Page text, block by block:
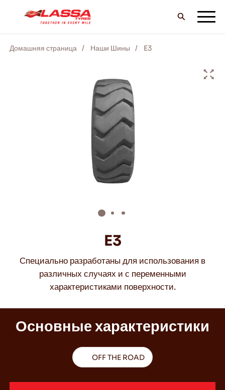
ВCE шины LASSA
Советы по вождению по снегу
Домашняя страница Наши Шины E3
E3
Специально разработаны для использования в
различных случаях и с переменными
характеристиками поверхности.
Основные характеристики
OFF THE ROAD